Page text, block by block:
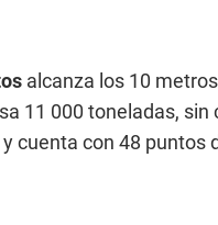
alcanza los 10
11 000 toneladas,
cuenta con 48 puntos